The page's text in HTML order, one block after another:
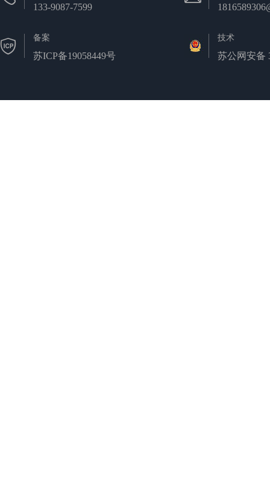
133-9087-7599
备案
苏ICP备19058449号
技术
苏公网安备